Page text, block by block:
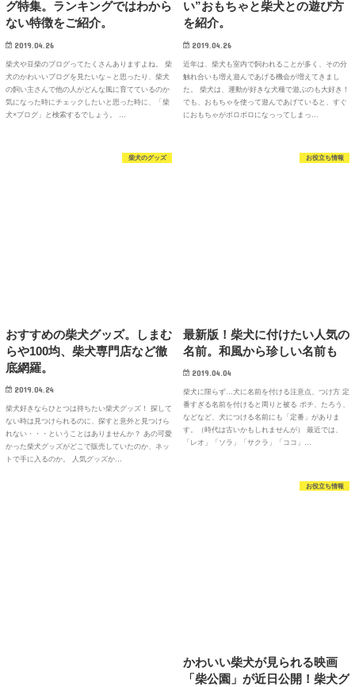
グ特集。ランキングではわから
ない特徴をご紹介。
2019.04.26
柴犬や豆柴のブログってたくさんありますよね。 柴
犬のかわいいブログを見たいな～と思ったり、柴犬
の飼い主さんで他の人がどんな風に育てているのか
気になった時にチェックしたいと思った時に、「柴
犬×ブログ」と検索するでしょう。 …
い”おもちゃと柴犬との遊び方
を紹介。
2019.04.26
近年は、柴犬も室内で飼われることが多く、その分
触れ合いも増え遊んであげる機会が増えてきまし
た。 柴犬は、運動が好きな犬種で遊ぶのも大好き！
でも、おもちゃを使って遊んであげていると、すぐ
におもちゃがボロボロになっってしまっ…
柴犬のグッズ
おすすめの柴犬グッズ。しまむ
らや100均、柴犬専門店など徹
底網羅。
2019.04.24
柴犬好きならひとつは持ちたい柴犬グッズ！ 探して
ない時は見つけられるのに、探すと意外と見つけら
れない・・・ということはありませんか？ あの可愛
かった柴犬グッズがどこで販売していたのか、ネッ
トで手に入るのか。 人気グッズか…
お役立ち情報
最新版！柴犬に付けたい人気の
名前。和風から珍しい名前も
2019.04.04
柴犬に限らず…犬に名前を付ける注意点、つけ方 定
番すぎる名前を付けると周りと被る ポチ、たろう、
などなど、犬につける名前にも「定番」がありま
す。（時代は古いかもしれませんが） 最近では、
「レオ」「ソラ」「サクラ」「ココ」…
お役立ち情報
かわいい柴犬が見られる映画
「柴公園」が近日公開！柴犬グ